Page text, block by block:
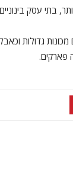
לעבוד עם מכונות
פארקים.